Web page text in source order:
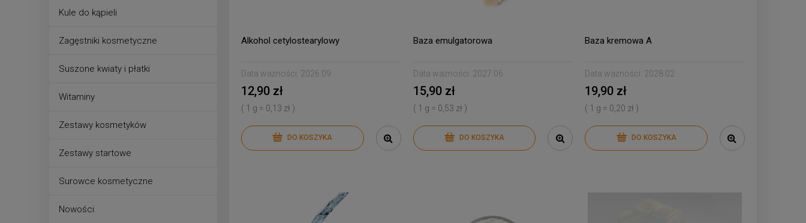
Kule do kąpieli
Zagęstniki kosmetyczne
Suszone kwiaty i płatki
Witaminy
Zestawy kosmetyków
Zestawy startowe
Surowce kosmetyczne
Nowości
Alkohol cetylostearylowy
Data ważności: 2026.09
12,90 zł
( 1 g = 0,13 zł )
DO KOSZYKA
Baza emulgatorowa
Data ważności: 2027.06
15,90 zł
( 1 g = 0,53 zł )
DO KOSZYKA
Baza kremowa A
Data ważności: 2028.02
19,90 zł
( 1 g = 0,20 zł )
DO KOSZYKA